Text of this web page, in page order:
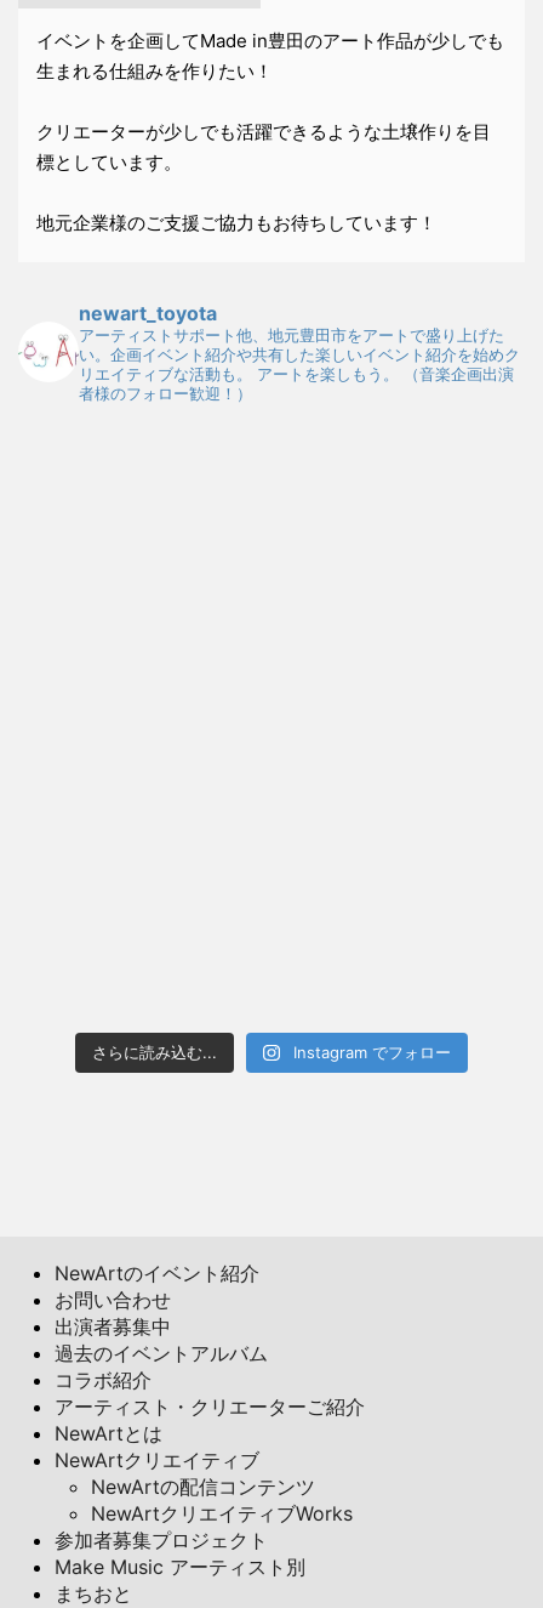
イベントを企画してMade in豊田のアート作品が少しでも
生まれる仕組みを作りたい！
クリエーターが少しでも活躍できるような土壌作りを目
標としています。
地元企業様のご支援ご協力もお待ちしています！
newart_toyota
アーティストサポート他、地元豊田市をアートで盛り上げた
い。企画イベント紹介や共有した楽しいイベント紹介を始めク
リエイティブな活動も。
アートを楽しもう。
（音楽企画出演
者様のフォロー歓迎！）
さらに読み込む... Instagram でフォロー
NewArtのイベント紹介
お問い合わせ
出演者募集中
過去のイベントアルバム
コラボ紹介
アーティスト・クリエーターご紹介
NewArtとは
NewArtクリエイティブ
NewArtの配信コンテンツ
NewArtクリエイティブWorks
参加者募集プロジェクト
Make Music アーティスト別
まちおと